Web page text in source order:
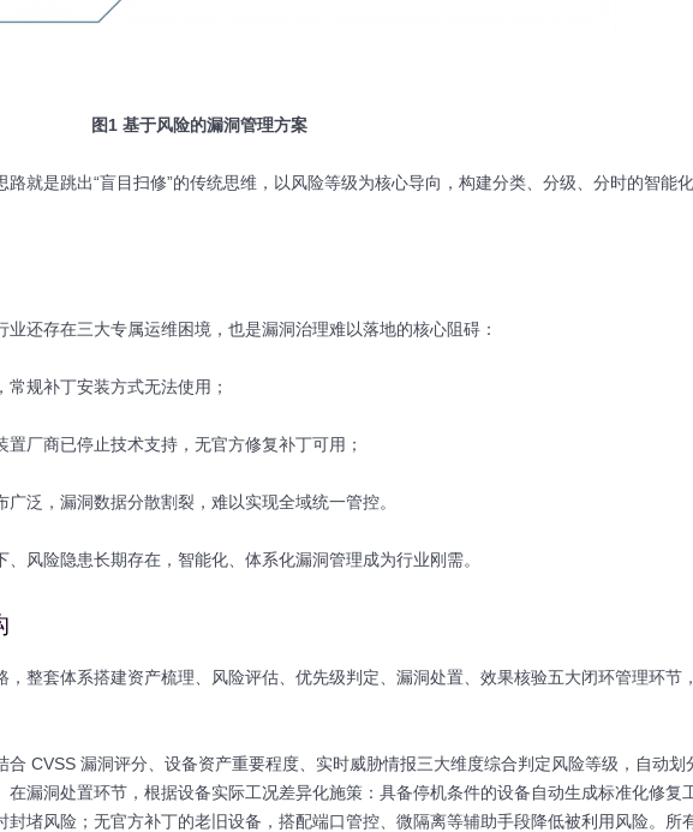
图1 基于风险的漏洞管理方案
路就是跳出“盲目扫修”的传统思维，以风险等级为核心导向，构建分类、分级、分时的智能
还存在三大专属运维困境，也是漏洞治理难以落地的核心阻碍：
规补丁安装方式无法使用；
厂商已停止技术支持，无官方修复补丁可用；
泛，漏洞数据分散割裂，难以实现全域统一管控。
风险隐患长期存在，智能化、体系化漏洞管理成为行业刚需。
整套体系搭建资产梳理、风险评估、优先级判定、漏洞处置、效果核验五大闭环管理环节
CVSS 漏洞评分、设备资产重要程度、实时威胁情报三大维度综合判定风险等级，自动划
漏洞处置环节，根据设备实际工况差异化施策：具备停机条件的设备自动生成标准化修复
堵风险；无官方补丁的老旧设备，搭配端口管控、微隔离等辅助手段降低被利用风险。所